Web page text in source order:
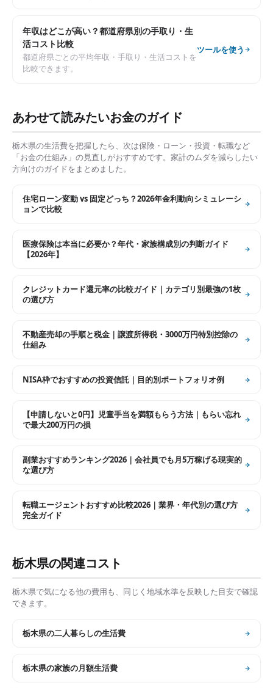
年収はどこが高い？都道府県別の手取り・生
活コスト比較
都道府県ごとの平均年収・手取り・生活コストを
比較できます。
ツールを使う
あわせて読みたいお金のガイド
栃木県の生活費を把握したら、次は保険・ローン・投資・転職など
「お金の仕組み」の見直しがおすすめです。家計のムダを減らしたい
方向けのガイドをまとめました。
住宅ローン変動 vs 固定どっち？2026年金利動向シミュレーシ
ョンで比較
医療保険は本当に必要か？年代・家族構成別の判断ガイド
【2026年】
クレジットカード還元率の比較ガイド｜カテゴリ別最強の1枚
の選び方
不動産売却の手順と税金｜譲渡所得税・3000万円特別控除の
仕組み
NISA枠でおすすめの投資信託｜目的別ポートフォリオ例
【申請しないと0円】児童手当を満額もらう方法｜もらい忘れ
で最大200万円の損
副業おすすめランキング2026｜会社員でも月5万稼げる現実的
な選び方
転職エージェントおすすめ比較2026｜業界・年代別の選び方
完全ガイド
栃木県の関連コスト
栃木県で気になる他の費用も、同じく地域水準を反映した目安で確認
できます。
栃木県の二人暮らしの生活費
栃木県の家族の月額生活費